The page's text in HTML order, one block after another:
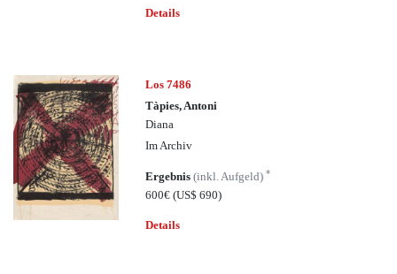
Details
Los 7486
Tàpies, Antoni
Diana
Im Archiv
Ergebnis(inkl. Aufgeld)*
600€(US$ 690)
Details